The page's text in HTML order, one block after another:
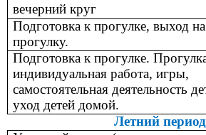
вечерний круг
Подготовка к прогулке, выход на
прогулку.
Подготовка к прогулке.
индивидуальная работа, игры,
самостоятельная деятельность
уход детей домой.
Летний период